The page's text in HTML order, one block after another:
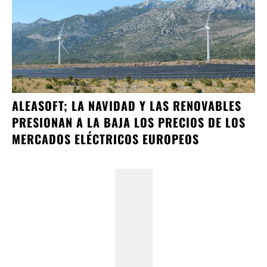
ALEASOFT; LA NAVIDAD Y LAS RENOVABLES
PRESIONAN A LA BAJA LOS PRECIOS DE LOS
MERCADOS ELÉCTRICOS EUROPEOS